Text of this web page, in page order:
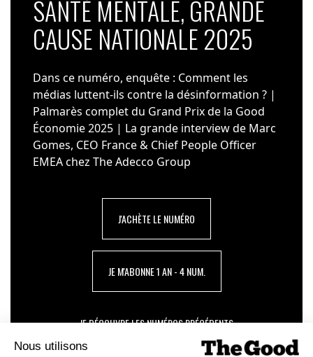
SANTÉ MENTALE, GRANDE
CAUSE NATIONALE 2025
Dans ce numéro, enquête : Comment les
médias luttent-ils contre la désinformation ? |
Palmarès complet du Grand Prix de la Good
Économie 2025 | La grande interview de Marc
Gomes, CEO France & Chief People Officer
EMEA chez The Adecco Group
J'ACHÈTE LE NUMÉRO
JE M'ABONNE 1 AN - 4 NUM.
JE DÉCOUVRE LES NUMÉROS PRÉCÉDENTS